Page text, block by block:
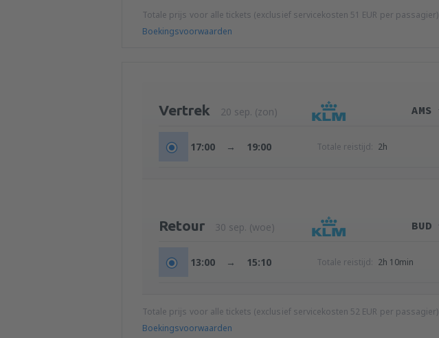
Totale prijs voor alle tickets (exclusief servicekosten 51 EUR per passagier)
Boekingsvoorwaarden
Vertrek 20 sep. (zon) AMS
17:00 → 19:00 Totale reistijd: 2h
Retour 30 sep. (woe) BUD
13:00 → 15:10 Totale reistijd: 2h 10min
Totale prijs voor alle tickets (exclusief servicekosten 52 EUR per passagier)
Boekingsvoorwaarden